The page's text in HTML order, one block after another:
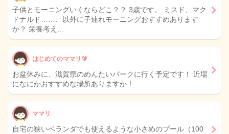
子供とモーニングいくならどこ？？ 3歳です。 ミスド、マク
ドナルド……、以外に子連れモーニングおすすめあります
か？ 栄養考え…
はじめてのママリ🔰
お盆休みに、滋賀県のめんたいパークに行く予定です！ 近場
になにかおすすめな場所ありますか！
ママリ
自宅の狭いベランダでも使えるような小さめのプール（100